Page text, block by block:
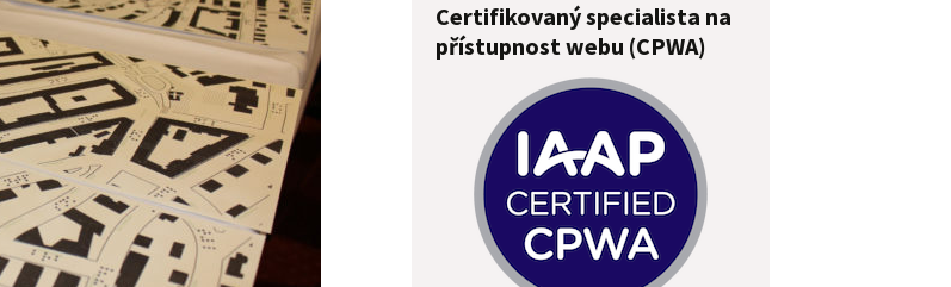
Certifikovaný specialista na
přístupnost webu (CPWA)